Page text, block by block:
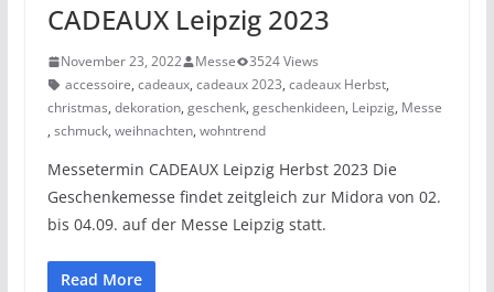
CADEAUX Leipzig 2023
November 23, 2022 Messe
3524 Views
accessoire, cadeaux, cadeaux 2023, cadeaux Herbst,
christmas, dekoration, geschenk, geschenkideen, Leipzig, Messe
, schmuck, weihnachten, wohntrend
Messetermin CADEAUX Leipzig Herbst 2023 Die
Geschenkemesse findet zeitgleich zur Midora von 02.
bis 04.09. auf der Messe Leipzig statt.
Read More